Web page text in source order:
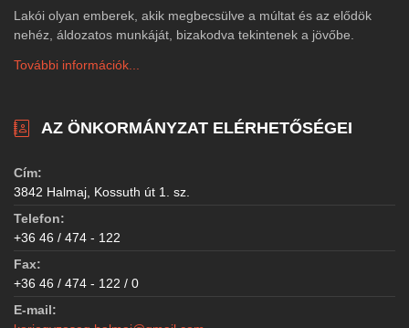
Lakói olyan emberek, akik megbecsülve a múltat és az elődök
nehéz, áldozatos munkáját, bizakodva tekintenek a jövőbe.
További információk...
AZ ÖNKORMÁNYZAT ELÉRHETŐSÉGEI
Cím:
3842 Halmaj, Kossuth út 1. sz.
Telefon:
+36 46 / 474 - 122
Fax:
+36 46 / 474 - 122 / 0
E-mail: